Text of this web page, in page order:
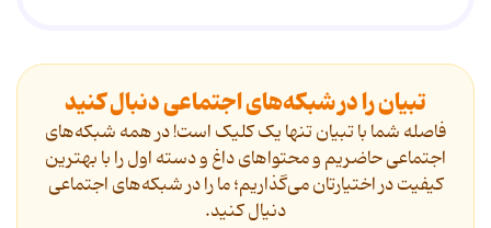
تبیان را در شبکه‌های اجتماعی دنبال کنید
فاصله شما با تبیان تنها یک کلیک است! در همه شبکه‌های
اجتماعی حاضریم و محتواهای داغ و دسته اول را با بهترین
کیفیت در اختیارتان می‌گذاریم؛ ما را در شبکه‌های اجتماعی
دنیال کنید.